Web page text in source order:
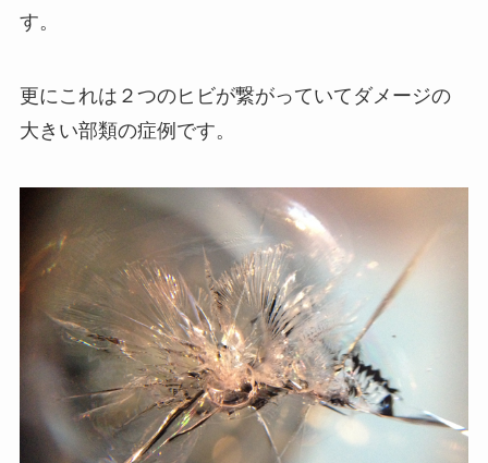
す。
更にこれは２つのヒビが繋がっていてダメージの
大きい部類の症例です。